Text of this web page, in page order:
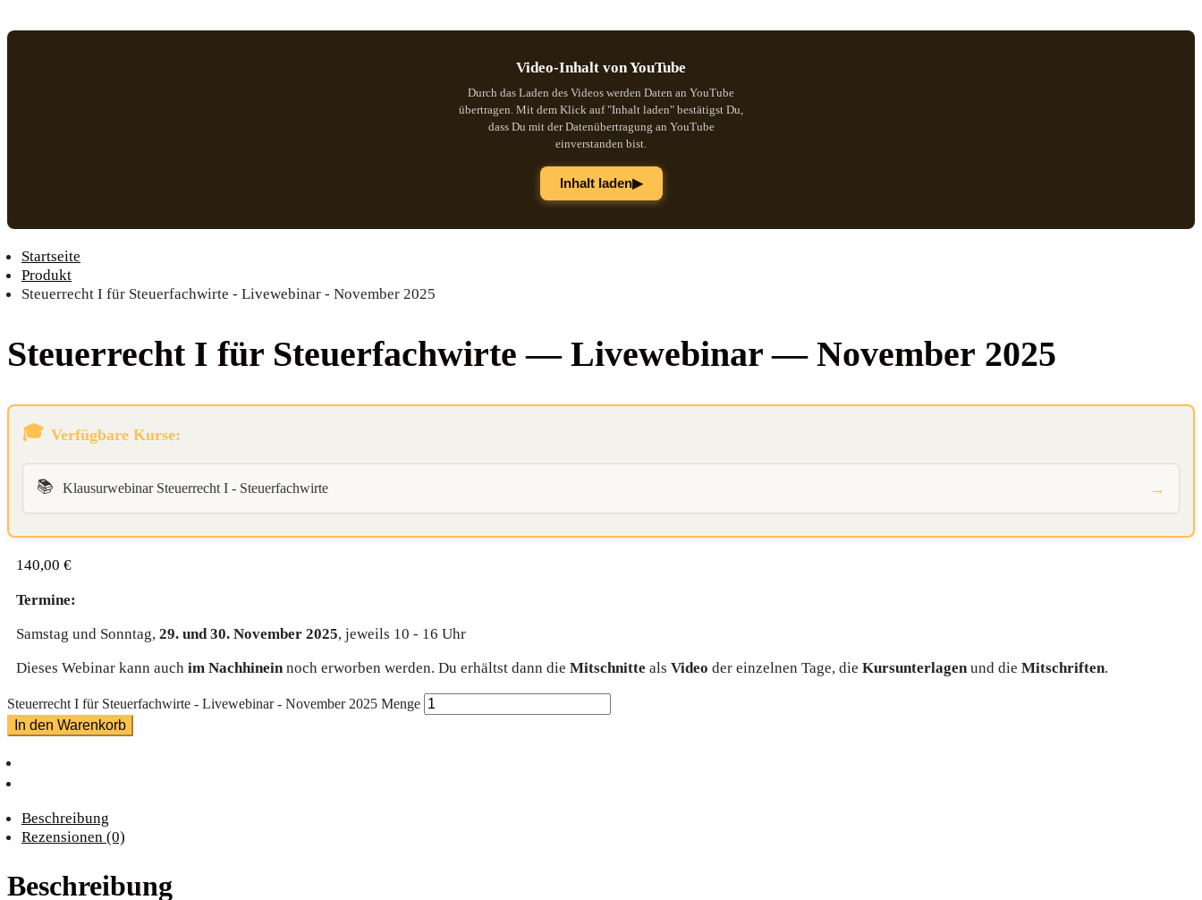
Video-Inhalt von YouTube
Durch das Laden des Videos werden Daten an YouTube
übertragen. Mit dem Klick auf "Inhalt laden" bestätigst Du,
dass Du mit der Datenübertragung an YouTube
einverstanden bist.
Inhalt laden▶
Startseite
Produkt
Steuerrecht I für Steuerfachwirte - Livewebinar - November 2025
Steu­er­recht I für Steu­er­fach­wir­te — Live­web­i­nar — Novem­ber 2025
Verfügbare Kurse:
📚 Klausurwebinar Steuerrecht I - Steuerfachwirte →
140,00 €
Termine:
Samstag und Sonntag, 29. und 30. November 2025, jeweils 10 - 16 Uhr
Dieses Webinar kann auch im Nachhineinnoch erworben werden. Du erhältst dann die Mitschnitte als Video der einzelnen Tage, die Kursunterlagenund die Mitschriften.
Steuerrecht I für Steuerfachwirte - Livewebinar - November 2025 Menge
In den Warenkorb
Beschreibung
Rezensionen (0)
Beschreibung